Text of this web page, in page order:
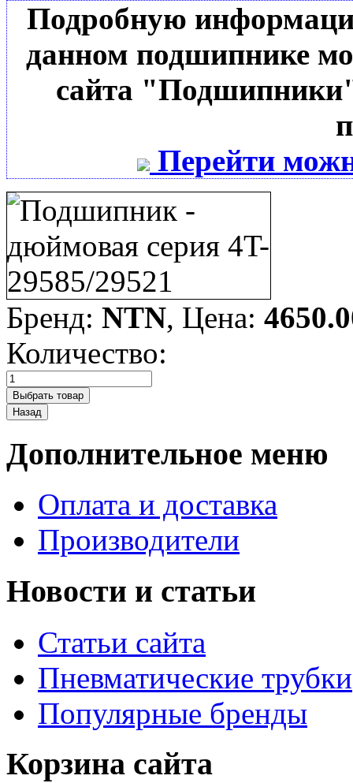
Подробную
данном подшипнике
сайта
Перейти
Бренд: NTN, Цена:
Количество:
Дополнительное меню
Оплата и доставка
Производители
Новости и статьи
Статьи сайта
Пневматические трубки
Популярные бренды
Корзина сайта